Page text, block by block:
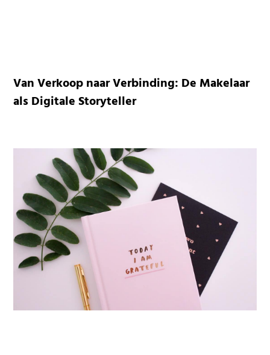
Van Verkoop naar Verbinding: De Makelaar
als Digitale Storyteller